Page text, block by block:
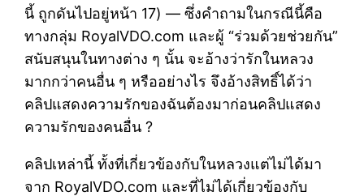
นี้ ถูกดันไปอยู่หน้า 17) — ซึ่งคำถามในกรณีนี้คือ
ทางกลุ่ม RoyalVDO.com และผู้ “ร่วมด้วยช่วยกัน”
สนับสนุนในทางต่าง ๆ นั้น จะอ้างว่ารักในหลวง
มากกว่าคนอื่น ๆ หรืออย่างไร จึงอ้างสิทธิ์ได้ว่า
คลิปแสดงความรักของฉันต้องมาก่อนคลิปแสดง
ความรักของคนอื่น ?
คลิปเหล่านี้ ทั้งที่เกี่ยวข้องกับในหลวงแต่ไม่ได้มา
จาก RoyalVDO.com และที่ไม่ได้เกี่ยวข้องกับ